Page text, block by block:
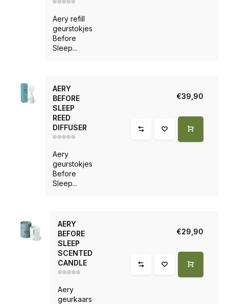
Aery refill
geurstokjes
Before
Sleep...
AERY
BEFORE
SLEEP
REED
DIFFUSER
Aery
geurstokjes
Before
Sleep...
€39,90
AERY
BEFORE
SLEEP
SCENTED
CANDLE
Aery
geurkaars
€29,90